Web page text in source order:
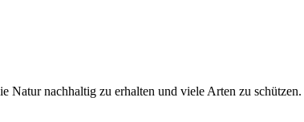
Natur nachhaltig zu erhalten und viele Arten zu schützen.